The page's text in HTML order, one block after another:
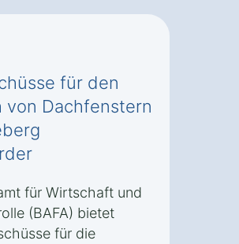
für den
von Dachfenstern
für Wirtschaft und
(BAFA) bietet
für die